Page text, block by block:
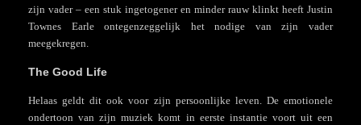
zijn vader – een stuk ingetogener en minder rauw klinkt heeft Justin
Townes Earle ontegenzeggelijk het nodige van zijn vader
meegekregen.
The Good Life
Helaas geldt dit ook voor zijn persoonlijke leven. De emotionele
ondertoon van zijn muziek komt in eerste instantie voort uit een